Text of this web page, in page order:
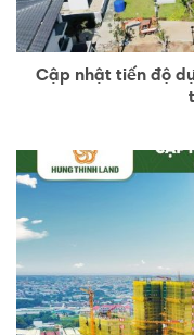
Cập nhật tiến độ